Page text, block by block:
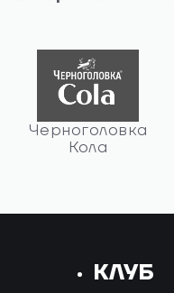
Черноголовка
Кола
КЛУБ